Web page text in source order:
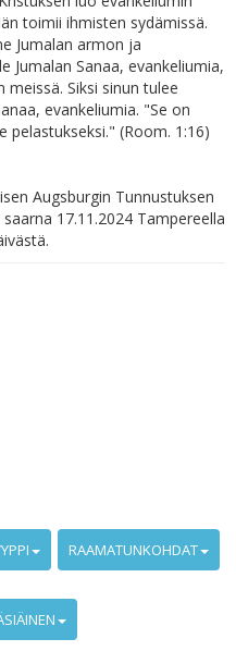
toimii ihmisten sydämissä.
Jumalan armon ja
Jumalan Sanaa, evankeliumia,
Siksi sinun tulee
evankeliumia. "Se on
pelastukseksi." (Room. 1:16)
Augsburgin Tunnustuksen
17.11.2024 Tampereella
RAAMATUNKOHDAT